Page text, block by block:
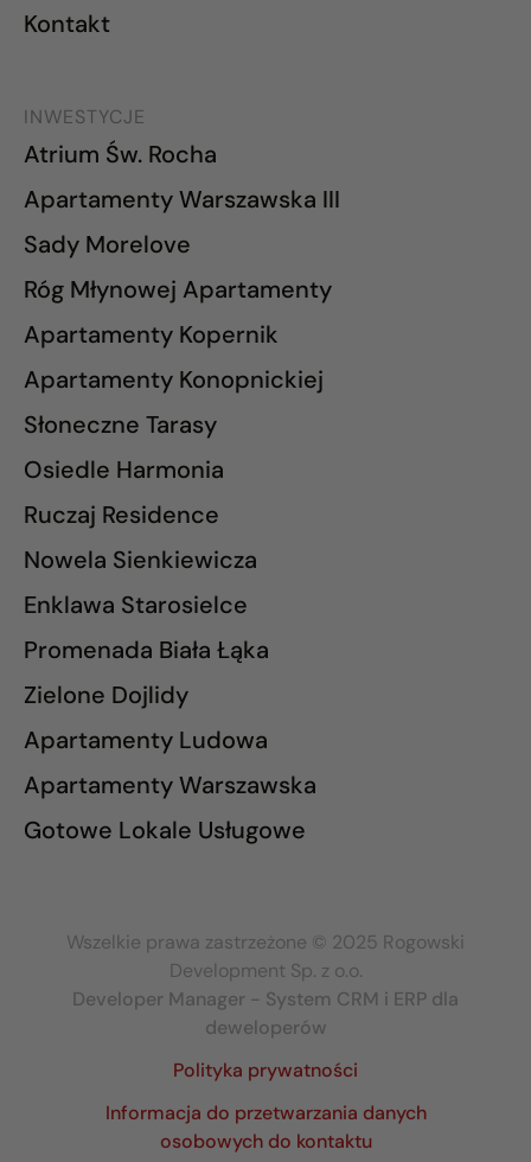
Kontakt
INWESTYCJE
Atrium Św. Rocha
Apartamenty Warszawska III
Sady Morelove
Róg Młynowej Apartamenty
Apartamenty Kopernik
Apartamenty Konopnickiej
Słoneczne Tarasy
Osiedle Harmonia
Ruczaj Residence
Nowela Sienkiewicza
Enklawa Starosielce
Promenada Biała Łąka
Zielone Dojlidy
Apartamenty Ludowa
Apartamenty Warszawska
Gotowe Lokale Usługowe
Wszelkie prawa zastrzeżone © 2025 Rogowski
Development Sp. z o.o.
Developer Manager - System CRM i ERP dla
deweloperów
Polityka prywatności
Informacja do przetwarzania danych
osobowych do kontaktu